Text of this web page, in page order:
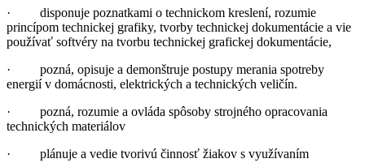
· disponuje poznatkami o technickom kreslení, rozumie
princípom technickej grafiky, tvorby technickej dokumentácie a vie
používať softvéry na tvorbu technickej grafickej dokumentácie,
· pozná, opisuje a demonštruje postupy merania spotreby
energií v domácnosti, elektrických a technických veličín.
· pozná, rozumie a ovláda spôsoby strojného opracovania
technických materiálov
· plánuje a vedie tvorivú činnosť žiakov s využívaním